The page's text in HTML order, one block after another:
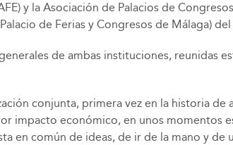
y la Asociación de Palacios de
de Ferias y Congresos de Málaga)
de ambas instituciones, reunidas
conjunta, primera vez en la historia
impacto económico, en unos
en común de ideas, de ir de la mano y